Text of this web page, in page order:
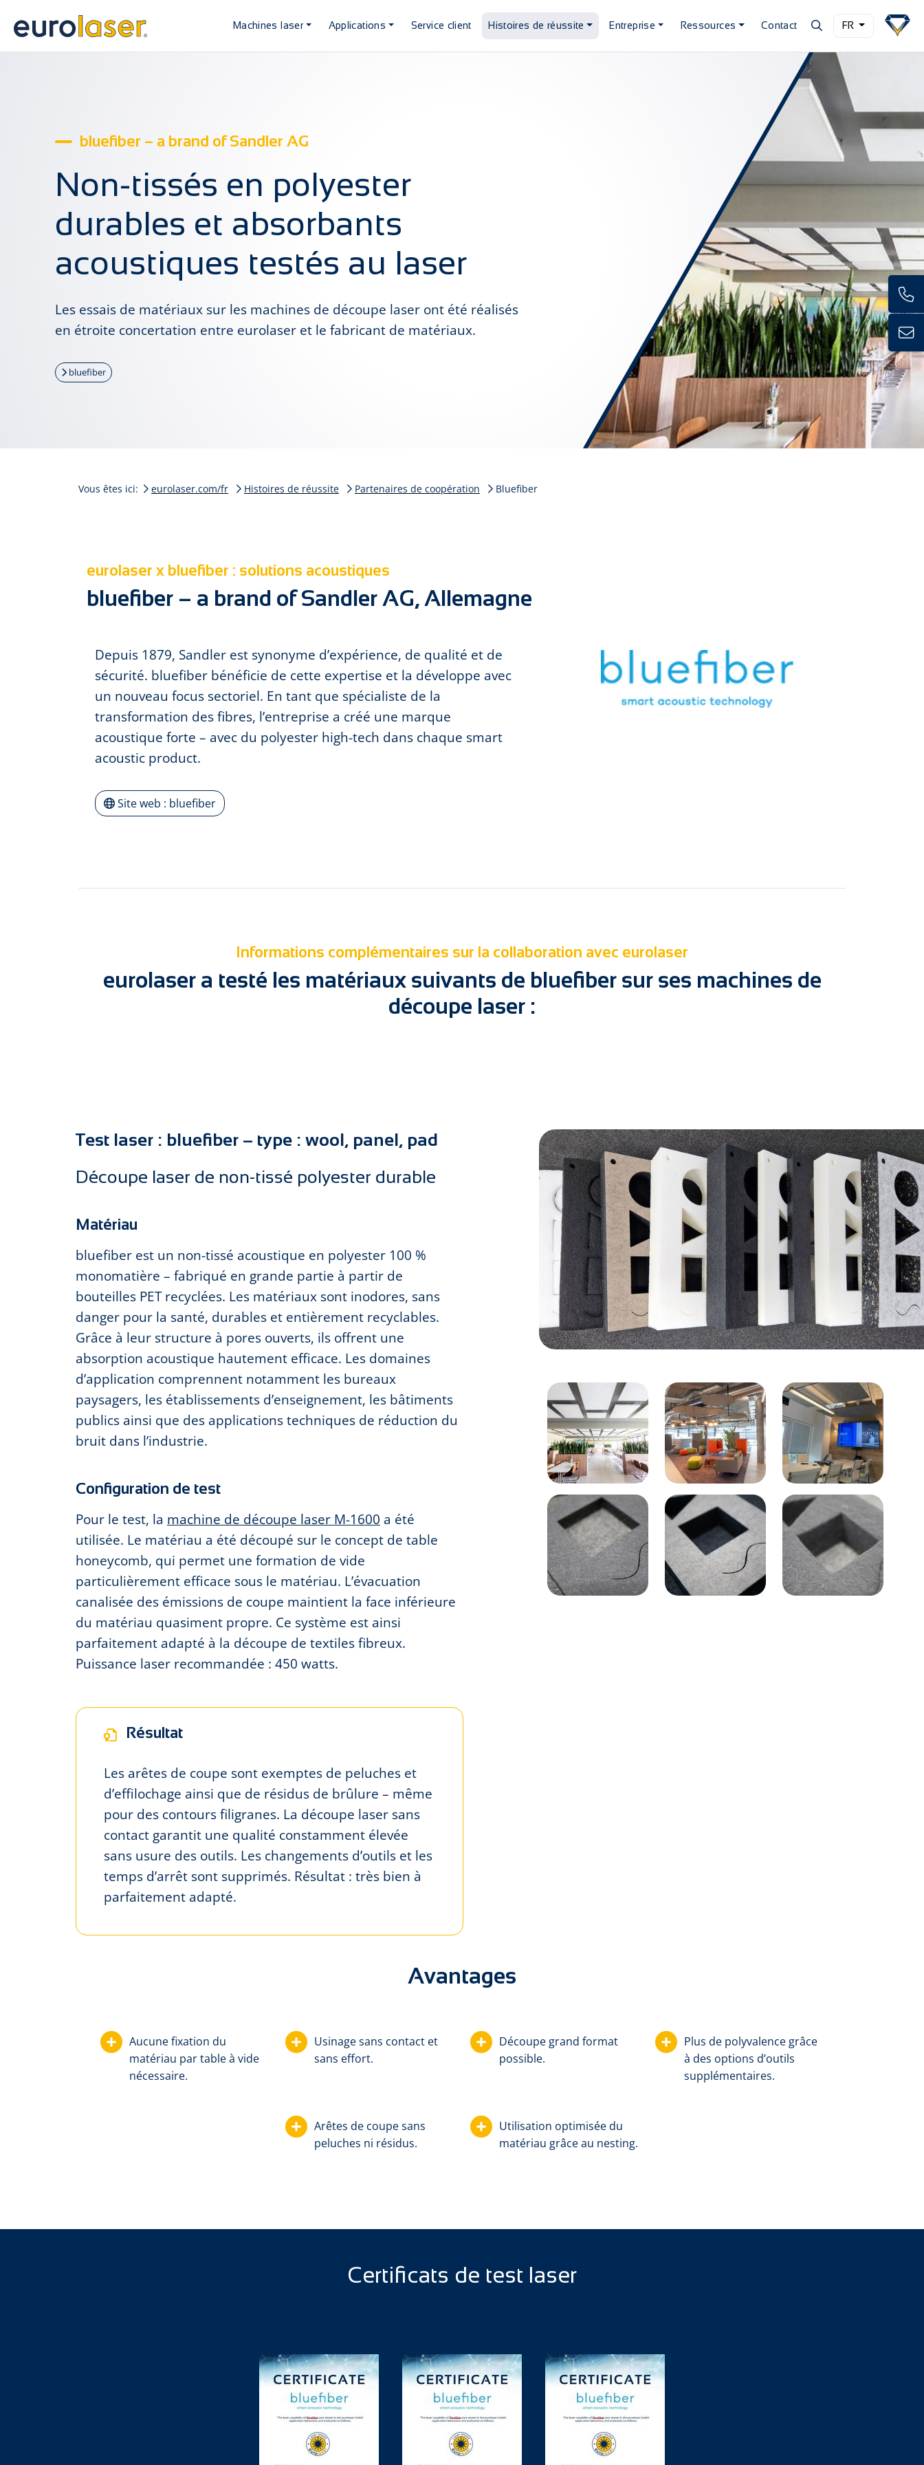
Machines laser Applications Service client Histoires de réussite Entreprise Ressources Contact FR
bluefiber – a brand of Sandler AG
Non-tissés en polyester
durables et absorbants
acoustiques testés au laser
Les essais de matériaux sur les machines de découpe laser ont été réalisés
en étroite concertation entre eurolaser et le fabricant de matériaux.
bluefiber
Vous êtes ici: eurolaser.com/fr Histoires de réussite Partenaires de coopération Bluefiber
eurolaser x bluefiber : solutions acoustiques
bluefiber – a brand of Sandler AG, Allemagne
Depuis 1879, Sandler est synonyme d’expérience, de qualité et de
sécurité. bluefiber bénéficie de cette expertise et la développe avec
un nouveau focus sectoriel. En tant que spécialiste de la
transformation des fibres, l’entreprise a créé une marque
acoustique forte – avec du polyester high-tech dans chaque smart
acoustic product.
Site web : bluefiber
Informations complémentaires sur la collaboration avec eurolaser
eurolaser a testé les matériaux suivants de bluefiber sur ses machines de
découpe laser :
Test laser : bluefiber – type : wool, panel, pad
Découpe laser de non-tissé polyester durable
Matériau
bluefiber est un non-tissé acoustique en polyester 100 %
monomatière – fabriqué en grande partie à partir de
bouteilles PET recyclées. Les matériaux sont inodores, sans
danger pour la santé, durables et entièrement recyclables.
Grâce à leur structure à pores ouverts, ils offrent une
absorption acoustique hautement efficace. Les domaines
d’application comprennent notamment les bureaux
paysagers, les établissements d’enseignement, les bâtiments
publics ainsi que des applications techniques de réduction du
bruit dans l’industrie.
Configuration de test
Pour le test, la machine de découpe laser M-1600 a été
utilisée. Le matériau a été découpé sur le concept de table
honeycomb, qui permet une formation de vide
particulièrement efficace sous le matériau. L’évacuation
canalisée des émissions de coupe maintient la face inférieure
du matériau quasiment propre. Ce système est ainsi
parfaitement adapté à la découpe de textiles fibreux.
Puissance laser recommandée : 450 watts.
Résultat
Les arêtes de coupe sont exemptes de peluches et
d’effilochage ainsi que de résidus de brûlure – même
pour des contours filigranes. La découpe laser sans
contact garantit une qualité constamment élevée
sans usure des outils. Les changements d’outils et les
temps d’arrêt sont supprimés. Résultat : très bien à
parfaitement adapté.
Avantages
Aucune fixation du
matériau par table à vide
nécessaire.
Usinage sans contact et
sans effort.
Découpe grand format
possible.
Plus de polyvalence grâce
à des options d’outils
supplémentaires.
Arêtes de coupe sans
peluches ni résidus.
Utilisation optimisée du
matériau grâce au nesting.
Certificats de test laser